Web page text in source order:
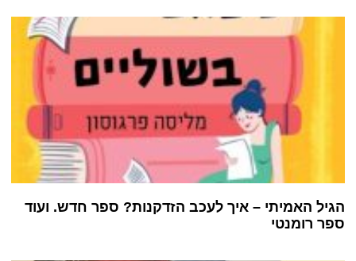
הגיל האמיתי – איך לעכב הזדקנות? ספר חדש. ועוד
ספר רומנטי